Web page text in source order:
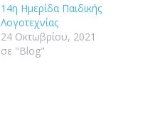
14η Ημερίδα Παιδικής
Λογοτεχνίας
24 Οκτωβρίου, 2021
σε "Blog"